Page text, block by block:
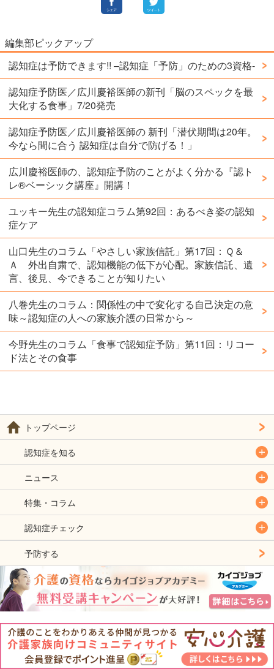
編集部ピックアップ
認知症は予防できます!! –認知症「予防」のための3資格-
認知症予防医／広川慶裕医師の新刊「脳のスペックを最
大化する食事」7/20発売
認知症予防医／広川慶裕医師の 新刊「潜伏期間は20年。
今なら間に合う 認知症は自分で防げる！」
広川慶裕医師の、認知症予防のことがよく分かる『認ト
レ®️ベーシック講座』開講！
ユッキー先生の認知症コラム第92回：あるべき姿の認知
症ケア
山口先生のコラム「やさしい家族信託」第17回：Ｑ＆
Ａ 外出自粛で、認知機能の低下が心配。家族信託、遺
言、後見、今できることが知りたい
八巻先生のコラム：関係性の中で変化する自己決定の意
味～認知症の人への家族介護の日常から～
今野先生のコラム「食事で認知症予防」第11回：リコー
ド法とその食事
トップページ
認知症を知る
ニュース
特集・コラム
認知症チェック
予防する